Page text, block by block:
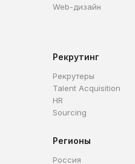
Web-дизайн
Рекрутинг
Рекрутеры
Talent Acquisition
HR
Sourcing
Регионы
Россия